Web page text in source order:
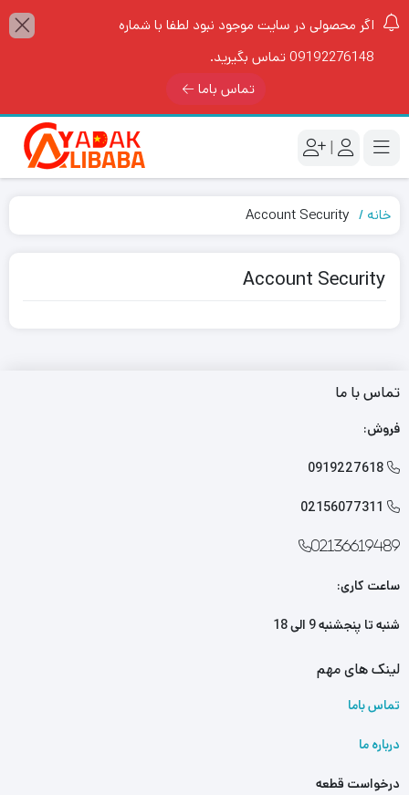
اگر محصولی در سایت موجود نبود لطفا با شماره
09192276148 تماس بگیرید.
تماس باما
|
خانه
Account Security
تماس با ما
فروش:

0919227618

02156077311
02136619489
ساعت کاری:
شنبه تا پنجشنبه 9 الی 18
لینک های مهم
تماس باما
درباره ما
درخواست قطعه